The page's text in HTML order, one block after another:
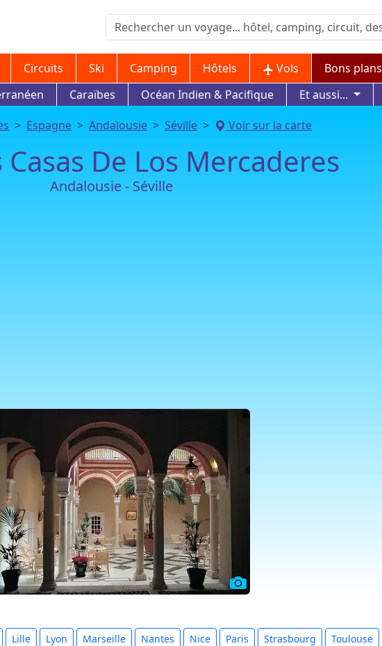
Circuits Ski Camping Hôtels Vols Bons plans
Caraïbes Océan Indien & Pacifique Et aussi...
Espagne Andalousie Séville Voir sur la carte
Casas De Los Mercaderes
Andalousie - Séville
Lille Lyon Marseille Nantes Nice Paris Strasbourg Toulouse